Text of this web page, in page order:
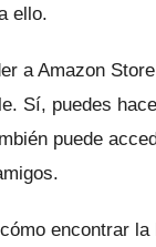
ello.
a Amazon
Sí, puedes
puede
encontrar la